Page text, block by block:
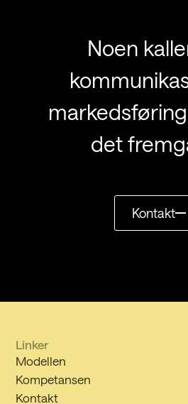
Noen
det
Kontakt
Linker
Modellen
Kompetansen
Kontakt